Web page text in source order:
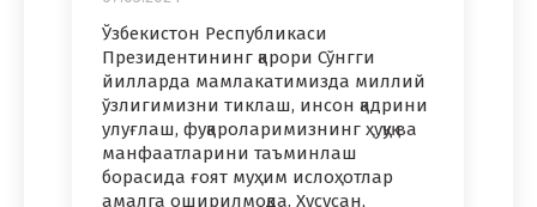
Ўзбекистон Республикаси
Президентининг қарори Сўнгги
йилларда мамлакатимизда миллий
ўзлигимизни тиклаш, инсон қадрини
улуғлаш, фуқароларимизнинг ҳуқуқ ва
манфаатларини таъминлаш
борасида ғоят муҳим ислоҳотлар
амалга оширилмоқда. Хусусан,